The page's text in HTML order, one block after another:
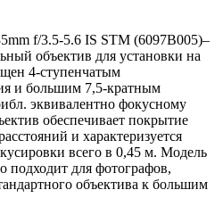
f/3.5-5.6 IS STM (6097B005)–
объектив для установки на
4-ступенчатым
и большим 7,5-кратным
эквивалентно фокусному
обеспечивает покрытие
и характеризуется
всего в 0,45 м. Модель
подходит для фотографов,
объектива к большим